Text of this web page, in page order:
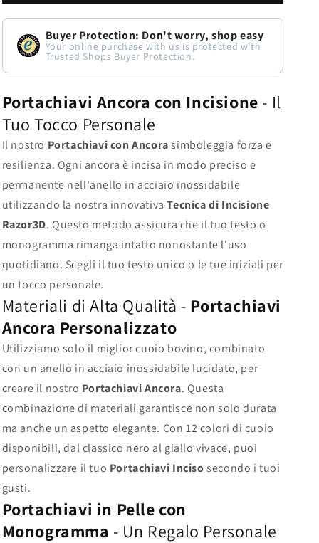
Personalizzazione
Unica
Personalizzazione
Unica
Buyer Protection: Don't worry, shop easy
Your online purchase with us is protected with
Trusted Shops Buyer Protection.
Portachiavi Ancora con Incisione - Il
Tuo Tocco Personale
Il nostro Portachiavi con Ancorasimboleggia forza e
resilienza. Ogni ancora è incisa in modo preciso e
permanente nell'anello in acciaio inossidabile
utilizzando la nostra innovativaTecnica di Incisione
Razor3D. Questo metodo assicura che il tuo testo o
monogramma rimanga intatto nonostante l'uso
quotidiano. Scegli il tuo testo unico o le tue iniziali per
un tocco personale.
Materiali di Alta Qualità - Portachiavi
Ancora Personalizzato
Utilizziamo solo il miglior cuoio bovino, combinato
con un anello in acciaio inossidabile lucidato, per
creare il nostro Portachiavi Ancora. Questa
combinazione di materiali garantisce non solo durata
ma anche un aspetto elegante. Con 12 colori di cuoio
disponibili, dal classico nero al giallo vivace, puoi
personalizzare il tuo Portachiavi Incisosecondo i tuoi
gusti.
Portachiavi in Pelle con
Monogramma - Un Regalo Personale